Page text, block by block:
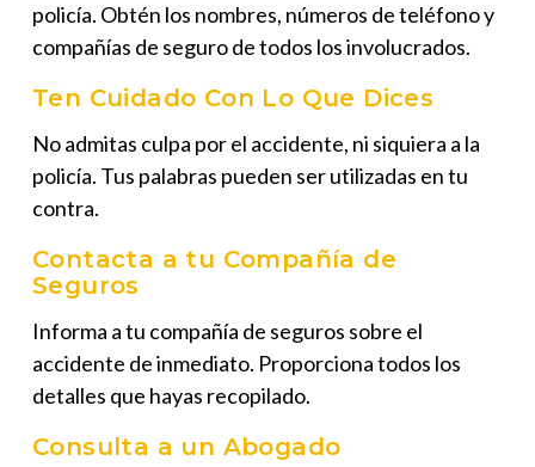
policía. Obtén los nombres, números de teléfono y
compañías de seguro de todos los involucrados.
Ten Cuidado Con Lo Que Dices
No admitas culpa por el accidente, ni siquiera a la
policía. Tus palabras pueden ser utilizadas en tu
contra.
Contacta a tu Compañía de
Seguros
Informa a tu compañía de seguros sobre el
accidente de inmediato. Proporciona todos los
detalles que hayas recopilado.
Consulta a un Abogado